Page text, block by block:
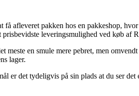
afleveret pakken hos en pakkeshop,
leveringsmulighed ved køb af
en smule mere pebret, men
lager.
er det tydeligvis på sin plads at du ser det